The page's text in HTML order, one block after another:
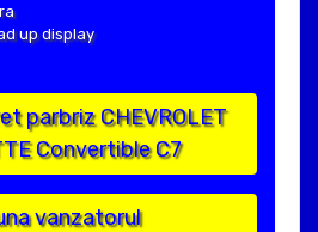
up display
parbriz CHEVROLET
Convertible C7
vanzatorul